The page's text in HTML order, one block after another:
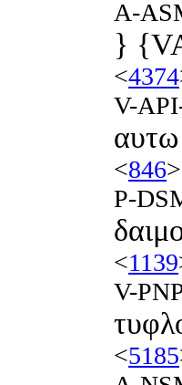
A-
}
<4374
V-
αυτω
<846>
P-
<1139
V-
<5185